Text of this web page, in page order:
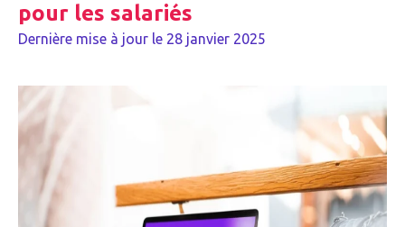
pour les salariés
Dernière mise à jour le 28 janvier 2025